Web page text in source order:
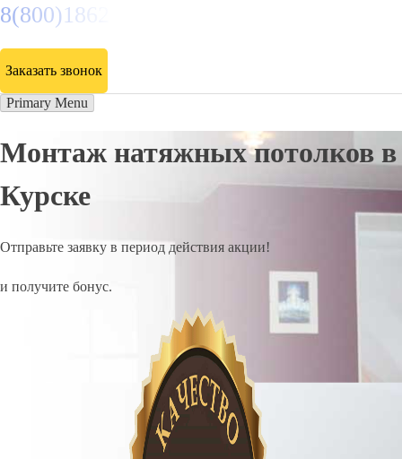
8(800)1862102
Заказать звонок
Primary Menu
Монтаж натяжных потолков в
Курске
Отправьте заявку в период действия акции!
и получите бонус.